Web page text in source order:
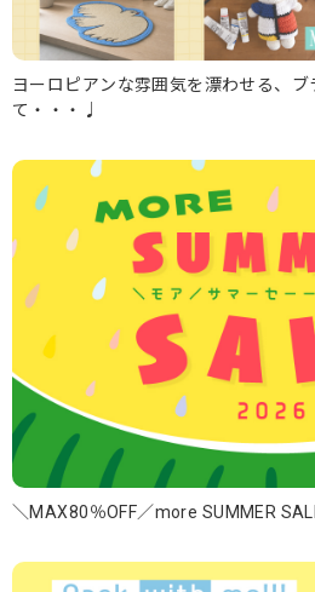
ヨーロピアンな雰囲気を漂わせる、
て・・・♩
＼MAX80％OFF／more SUMMER